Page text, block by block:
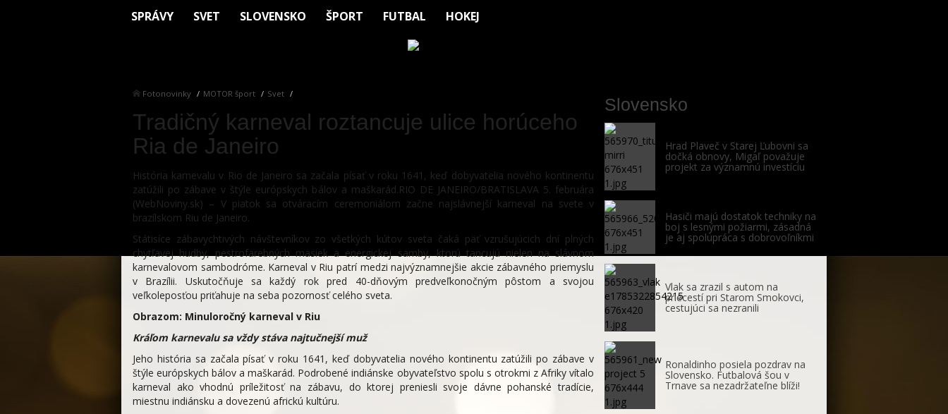
SPRÁVY SVET SLOVENSKO ŠPORT FUTBAL HOKEJ
Fotonovinky MOTOR šport Svet
Tradičný karneval roztancuje ulice horúceho
Ria de Janeiro
História karnevalu v Rio de Janeiro sa začala písať v roku 1641, keď dobyvatelia nového kontinentu
zatúžili po zábave v štýle európskych bálov a maškarád.RIO DE JANEIRO/BRATISLAVA 5. februára
(WebNoviny.sk) – V piatok sa otváracím ceremoniálom začne najslávnejší karneval na svete v
brazílskom Riu de Janeiro.
Státisíce zábavychtivých návštevníkov zo všetkých kútov sveta čaká päť vzrušujúcich dní plných
chytľavej hudby, pestrofarebných masiek a energickej samby, ktorú tancujú nielen na slávnom
karnevalovom sambodróme. Karneval v Riu patrí medzi najvýznamnejšie akcie zábavného priemyslu
v Brazílii. Uskutočňuje sa každý rok pred 40-dňovým predveľkonočným pôstom a svojou
veľkoleposťou priťahuje na seba pozornosť celého sveta.
Obrazom: Minuloročný karneval v Riu
Kráľom karnevalu sa vždy stáva najtučnejší muž
Jeho história sa začala písať v roku 1641, keď dobyvatelia nového kontinentu zatúžili po zábave v
štýle európskych bálov a maškarád. Podrobené indiánske obyvateľstvo spolu s otrokmi z Afriky vítalo
karneval ako vhodnú príležitosť na zábavu, do ktorej preniesli svoje dávne pohanské tradície,
miestnu indiánsku a dovezenú africkú kultúru.
Slovensko
Hrad Plaveč v Starej Ľubovni sa
dočká obnovy, Migaľ považuje
projekt za významnú investíciu
Hasiči majú dostatok techniky na
boj s lesnými požiarmi, zásadná
je aj spolupráca s dobrovoľníkmi
Vlak sa zrazil s autom na
priecestí pri Starom Smokovci,
cestujúci sa nezranili
Ronaldinho posiela pozdrav na
Slovensko. Futbalová šou v
Trnave sa nezadržateľne blíži!